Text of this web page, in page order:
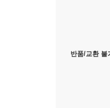
반품/교환 불